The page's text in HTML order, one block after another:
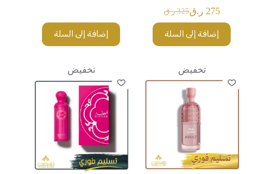
325 ر.قالسعر
هو:
325 ر.ق.
275 ر.قالسعر
هو:
275 ر.ق.
إضافة إلى السلة إضافة إلى السلة
تخفيض تخفيض